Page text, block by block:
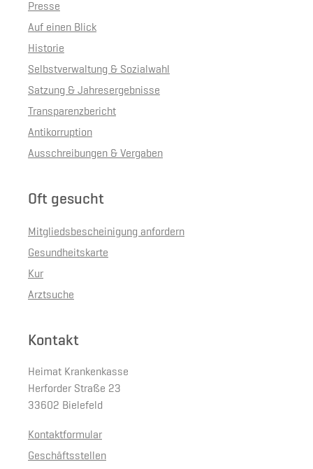
Presse
Auf einen Blick
Historie
Selbstverwaltung & Sozialwahl
Satzung & Jahresergebnisse
Transparenzbericht
Antikorruption
Ausschreibungen & Vergaben
Oft gesucht
Mitgliedsbescheinigung anfordern
Gesundheitskarte
Kur
Arztsuche
Kontakt
Heimat Krankenkasse
Herforder Straße 23
33602 Bielefeld
Kontaktformular
Geschäftsstellen